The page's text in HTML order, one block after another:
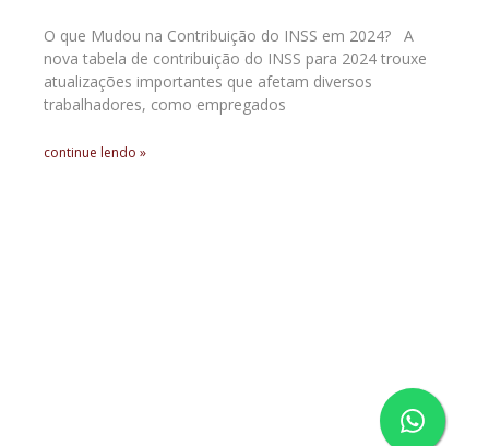
O que Mudou na Contribuição do INSS em 2024? A
nova tabela de contribuição do INSS para 2024 trouxe
atualizações importantes que afetam diversos
trabalhadores, como empregados
continue lendo »